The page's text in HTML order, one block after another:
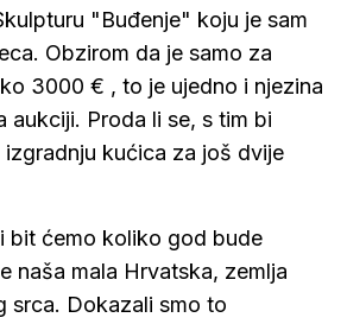
"Buđenje" koju je sam
Obzirom da je samo za
3000 € , to je ujedno i njezina
aukciji. Proda li se, s tim bi
kućica za još dvije
bit ćemo koliko god bude
naša mala Hrvatska, zemlja
srca. Dokazali smo to